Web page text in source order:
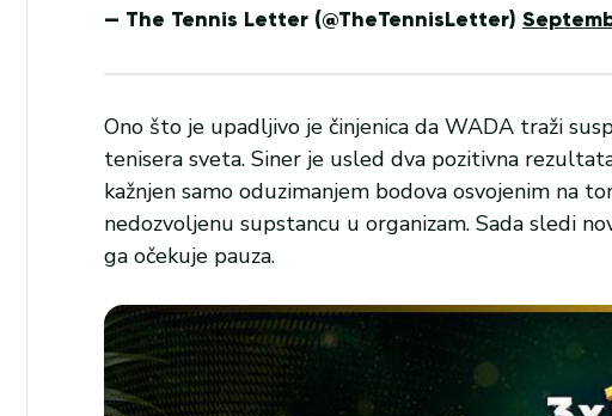
— The Tennis Letter (@TheTennisLetter)
Ono što je upadljivo je činjenica da WADA traži
tenisera sveta. Siner je usled dva pozitivna
kažnjen samo oduzimanjem bodova osvojenim na
nedozvoljenu supstancu u organizam. Sada sledi
ga očekuje pauza.